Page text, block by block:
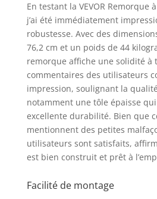
peut
des
est
En testant la VEVOR Remorque
j’ai été immédiatement
robustesse. Avec des
76,2 cm et un poids de 44
remorque affiche une solidité à
commentaires des utilisateurs
impression, soulignant la
notamment une tôle épaisse
excellente durabilité. Bien que
mentionnent des petites
utilisateurs sont satisfaits,
est bien construit et prêt à
Facilité de montage